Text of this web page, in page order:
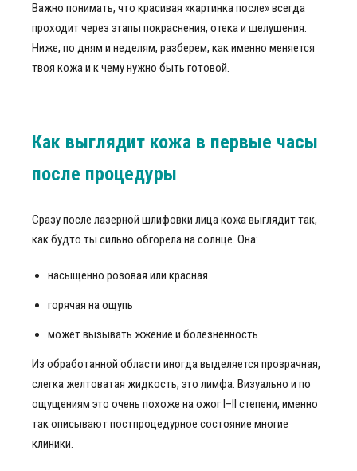
Важно понимать, что красивая «картинка после» всегда
проходит через этапы покраснения, отека и шелушения.
Ниже, по дням и неделям, разберем, как именно меняется
твоя кожа и к чему нужно быть готовой.
Как выглядит кожа в первые часы
после процедуры
Сразу после лазерной шлифовки лица кожа выглядит так,
как будто ты сильно обгорела на солнце. Она:
насыщенно розовая или красная
горячая на ощупь
может вызывать жжение и болезненность
Из обработанной области иногда выделяется прозрачная,
слегка желтоватая жидкость, это лимфа. Визуально и по
ощущениям это очень похоже на ожог I–II степени, именно
так описывают постпроцедурное состояние многие
клиники.